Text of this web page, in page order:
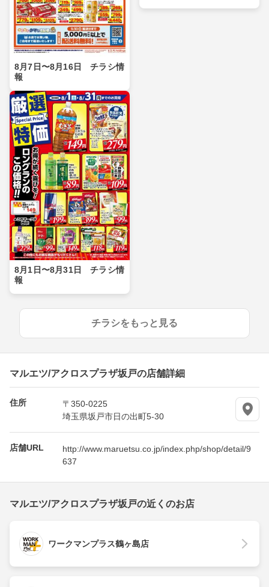
8月7日〜8月16日 チラシ情
報
8月1日〜8月31日 チラシ情
報
チラシをもっと見る
マルエツ/アクロスプラザ坂戸の店舗詳細
住所
〒350-0225
埼玉県坂戸市日の出町5-30
店舗URL
http://www.maruetsu.co.jp/index.php/shop/detail/9
637
マルエツ/アクロスプラザ坂戸の近くのお店
ワークマンプラス鶴ヶ島店